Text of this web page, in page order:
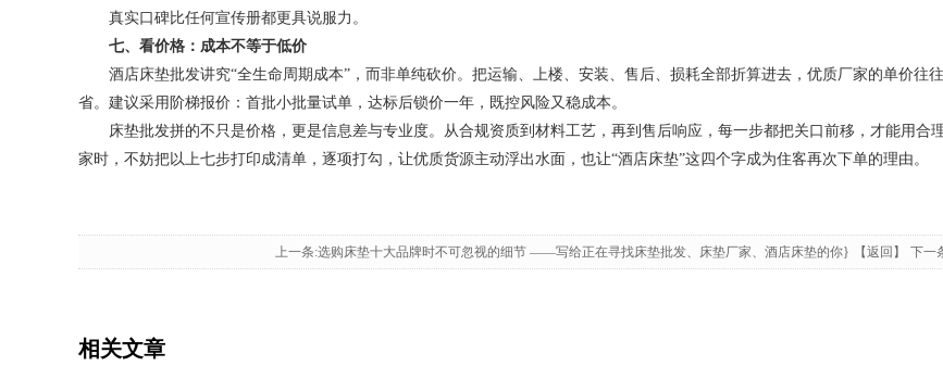
真实口碑比任何宣传册都更具说服力。
七、看价格：成本不等于低价
酒店床垫批发讲究“全生命周期成本”，而非单纯砍价。把运输、上楼、安装、售后、损耗全部折算进去，优质厂家的单价往
省。建议采用阶梯报价：首批小批量试单，达标后锁价一年，既控风险又稳成本。
床垫批发拼的不只是价格，更是信息差与专业度。从合规资质到材料工艺，再到售后响应，每一步都把关口前移，才能用合
家时，不妨把以上七步打印成清单，逐项打勾，让优质货源主动浮出水面，也让“酒店床垫”这四个字成为住客再次下单的理由。
上一条:选购床垫十大品牌时不可忽视的细节 ——写给正在寻找床垫批发、床垫厂家、酒店床垫的你} 【返回】 下一
相关文章